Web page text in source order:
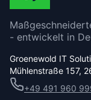
- entwickelt in
Groenewold IT
Mühlenstraße 157,
+49 491 960